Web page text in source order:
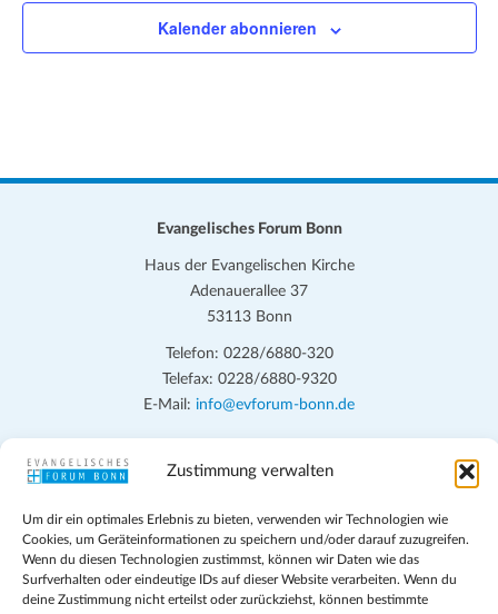
Zustimmung verwalten
Um dir ein optimales Erlebnis zu bieten, verwenden wir Technologien wie
Cookies, um Geräteinformationen zu speichern und/oder darauf zuzugreifen.
Wenn du diesen Technologien zustimmst, können wir Daten wie das
Surfverhalten oder eindeutige IDs auf dieser Website verarbeiten. Wenn du
deine Zustimmung nicht erteilst oder zurückziehst, können bestimmte
Kalender abonnieren
Evangelisches Forum Bonn
Haus der Evangelischen Kirche
Adenauerallee 37
53113 Bonn
Telefon: 0228/6880-320
Telefax: 0228/6880-9320
E-Mail: info@evforum-bonn.de
Veranstaltungen und den Angeboten vor Ort auf Grundfragen des
eingehen, zu offener Begegnung und ehrlicher Auseinandersetzung
anregen und mithelfen, aus der Verheißung des Evangeliums heraus
im individuellen und gesellschaftlichen Leben verantwortlich zu
denken, zu reden und zu handeln.